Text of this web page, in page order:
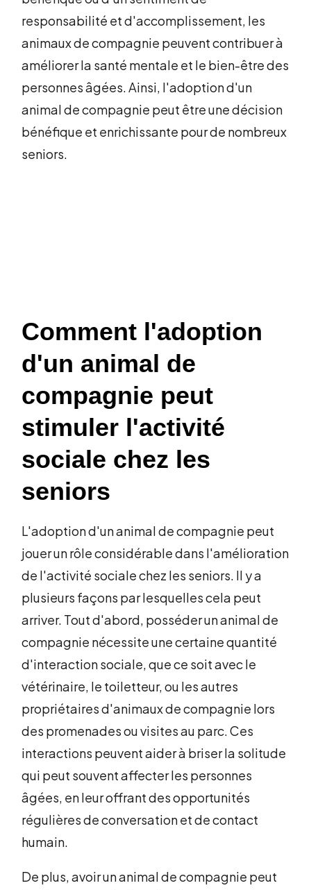
responsabilité et d'accomplissement, les
animaux de compagnie peuvent contribuer à
améliorer la santé mentale et le bien-être des
personnes âgées. Ainsi, l'adoption d'un
animal de compagnie peut être une décision
bénéfique et enrichissante pour de nombreux
seniors.
Comment l'adoption
d'un animal de
compagnie peut
stimuler l'activité
sociale chez les
seniors
L'adoption d'un animal de compagnie peut
jouer un rôle considérable dans l'amélioration
de l'activité sociale chez les seniors. Il y a
plusieurs façons par lesquelles cela peut
arriver. Tout d'abord, posséder un animal de
compagnie nécessite une certaine quantité
d'interaction sociale, que ce soit avec le
vétérinaire, le toiletteur, ou les autres
propriétaires d'animaux de compagnie lors
des promenades ou visites au parc. Ces
interactions peuvent aider à briser la solitude
qui peut souvent affecter les personnes
âgées, en leur offrant des opportunités
régulières de conversation et de contact
humain.
De plus, avoir un animal de compagnie peut